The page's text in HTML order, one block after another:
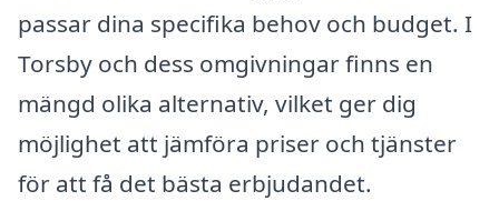
passar dina specifika behov och budget. I
Torsby och dess omgivningar finns en
mängd olika alternativ, vilket ger dig
möjlighet att jämföra priser och tjänster
för att få det bästa erbjudandet.